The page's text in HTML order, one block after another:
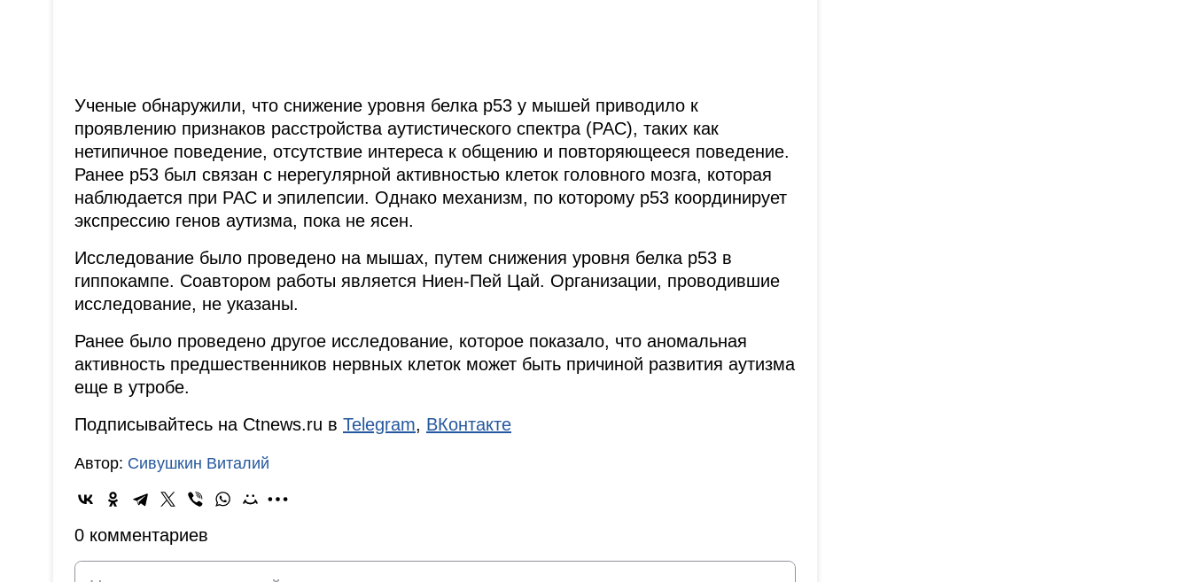
Ученые обнаружили, что снижение уровня белка р53 у мышей приводило к
проявлению признаков расстройства аутистического спектра (РАС), таких как
нетипичное поведение, отсутствие интереса к общению и повторяющееся поведение.
Ранее р53 был связан с нерегулярной активностью клеток головного мозга, которая
наблюдается при РАС и эпилепсии. Однако механизм, по которому р53 координирует
экспрессию генов аутизма, пока не ясен.
Исследование было проведено на мышах, путем снижения уровня белка р53 в
гиппокампе. Соавтором работы является Ниен-Пей Цай. Организации, проводившие
исследование, не указаны.
Ранее было проведено другое исследование, которое показало, что аномальная
активность предшественников нервных клеток может быть причиной развития аутизма
еще в утробе.
Подписывайтесь на Ctnews.ru в Telegram, ВКонтакте
Автор: Сивушкин Виталий
0 комментариев